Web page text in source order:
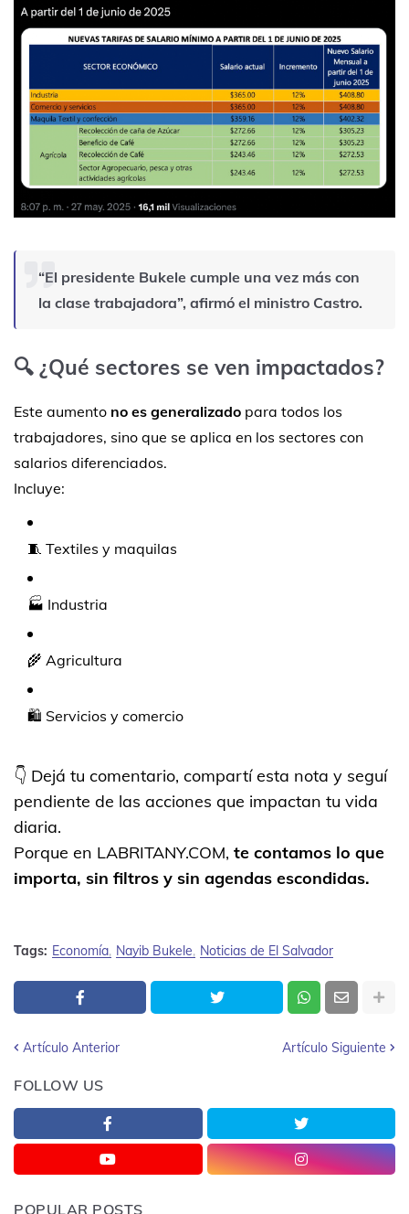
“El presidente Bukele cumple una vez más con
la clase trabajadora”, afirmó el ministro Castro.
🔍 ¿Qué sectores se ven impactados?
Este aumento no es generalizado para todos los
trabajadores, sino que se aplica en los sectores con
salarios diferenciados.
Incluye:
🧵 Textiles y maquilas
🏭 Industria
🌾 Agricultura
🛍️ Servicios y comercio
👇 Dejá tu comentario, compartí esta nota y seguí
pendiente de las acciones que impactan tu vida
diaria.
Porque en LABRITANY.COM, te contamos lo que
importa, sin filtros y sin agendas escondidas.
Tags: Economía Nayib Bukele Noticias de El Salvador
Artículo Anterior Artículo Siguiente
FOLLOW US
POPULAR POSTS